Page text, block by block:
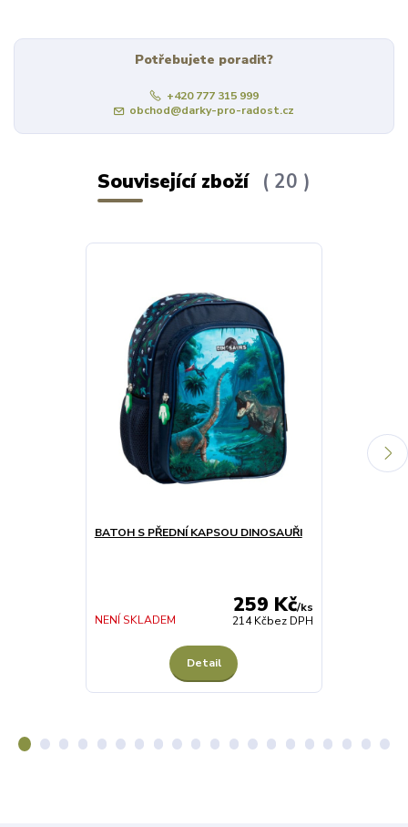
Potřebujete poradit?
+420 777 315 999
obchod@darky-pro-radost.cz
Související zboží 20
BATOH S PŘEDNÍ KAPSOU DINOSAUŘI
259 Kč/ks
214 Kčbez DPH
NENÍ SKLADEM
Detail